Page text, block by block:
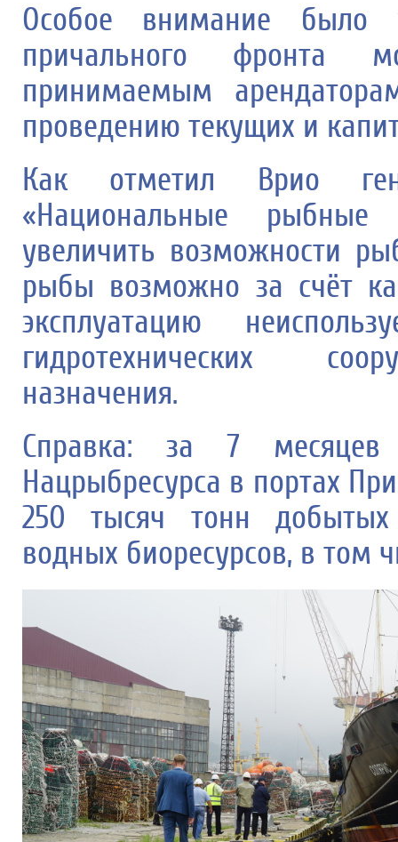
Особое внимание было
причального фронта
принимаемым
проведению текущих и
Как отметил Врио
«Национальные рыбные
увеличить возможности
рыбы возможно за счёт
эксплуатацию
гидротехнических
назначения.
Справка: за 7
Нацрыбресурса в портах
250 тысяч тонн
водных биоресурсов, в том